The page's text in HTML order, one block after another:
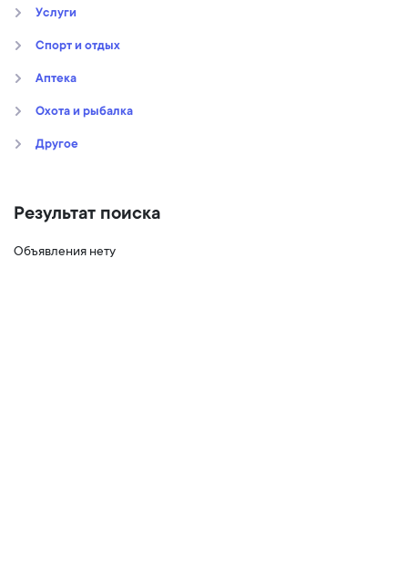
Услуги
Спорт и отдых
Аптека
Охота и рыбалка
Другое
Результат поиска
Объявления нету